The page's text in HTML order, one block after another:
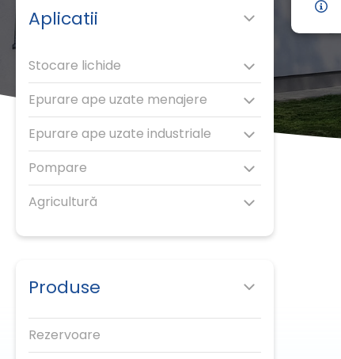
Aplicatii
Stocare lichide
Epurare ape uzate menajere
Epurare ape uzate industriale
Pompare
Agricultură
Produse
Rezervoare